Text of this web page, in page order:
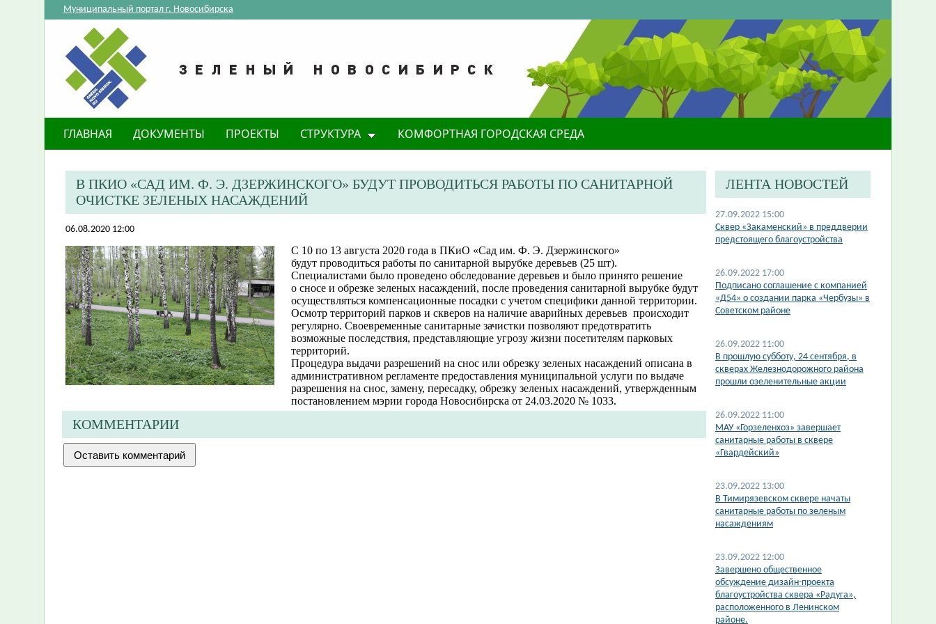
Муниципальный портал г. Новосибирска
ГЛАВНАЯ ДОКУМЕНТЫ ПРОЕКТЫ СТРУКТУРА КОМФОРТНАЯ ГОРОДСКАЯ СРЕДА
В ПКИО «САД ИМ. Ф. Э. ДЗЕРЖИНСКОГО» БУДУТ ПРОВОДИТЬСЯ РАБОТЫ ПО САНИТАРНОЙ
ОЧИСТКЕ ЗЕЛЕНЫХ НАСАЖДЕНИЙ
06.08.2020 12:00
С 10 по 13 августа 2020 года в ПКиО «Сад им. Ф. Э. Дзержинского»
будут проводиться работы по санитарной вырубке деревьев (25 шт).
Специалистами было проведено обследование деревьев и было принято решение
о сносе и обрезке зеленых насаждений, после проведения санитарной вырубке будут
осуществляться компенсационные посадки с учетом специфики данной территории.
Осмотр территорий парков и скверов на наличие аварийных деревьев происходит
регулярно. Своевременные санитарные зачистки позволяют предотвратить
возможные последствия, представляющие угрозу жизни посетителям парковых
территорий.
Процедура выдачи разрешений на снос или обрезку зеленых насаждений описана в
административном регламенте предоставления муниципальной услуги по выдаче
разрешения на снос, замену, пересадку, обрезку зеленых насаждений, утвержденным
постановлением мэрии города Новосибирска от 24.03.2020 № 1033. ​
КОММЕНТАРИИ
ЛЕНТА НОВОСТЕЙ
27.09.2022 15:00
Сквер «Закаменский» в преддверии
предстоящего благоустройства
26.09.2022 17:00
Подписано соглашение с компанией
«Д54» о создании парка «Чербузы» в
Советском районе
26.09.2022 11:00
​В прошлую субботу, 24 сентября, в
скверах Железнодорожного района
прошли озеленительные акции
26.09.2022 11:00
​МАУ «Горзеленхоз» завершает
санитарные работы в сквере
«Гвардейский»
23.09.2022 13:00
В Тимирязевском сквере начаты
санитарные работы по зеленым
насаждениям
23.09.2022 12:00
Завершено общественное
обсуждение дизайн-проекта
благоустройства сквера «Радуга»,
расположенного в Ленинском
районе.